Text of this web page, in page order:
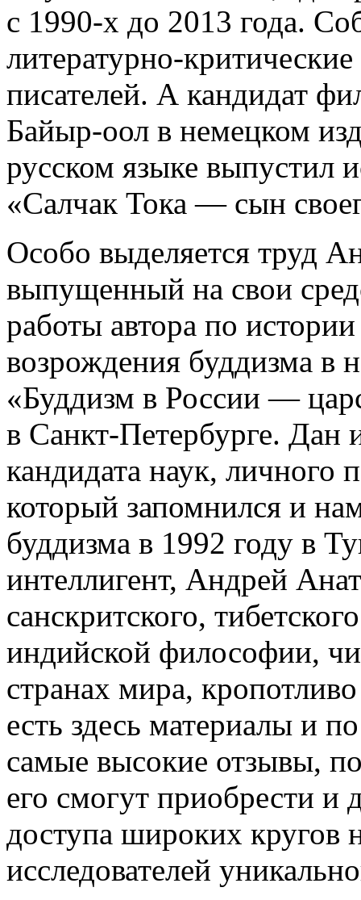
с 1990-х до 2013 года.
литературно-
писателей. А кандидат
Байыр-оол в немецком
русском языке выпустил
«Салчак Тока — сын
Особо выделяется труд
выпущенный на свои
работы автора по
возрождения буддизма в
«Буддизм в России —
в Санкт-Петербурге. Дан
кандидата наук, личного
который запомнился и
буддизма в 1992 году в
интеллигент, Андрей
санскритского,
индийской философии,
странах мира,
есть здесь материалы и
самые высокие отзывы,
его смогут приобрести и
доступа широких кругов
исследователей